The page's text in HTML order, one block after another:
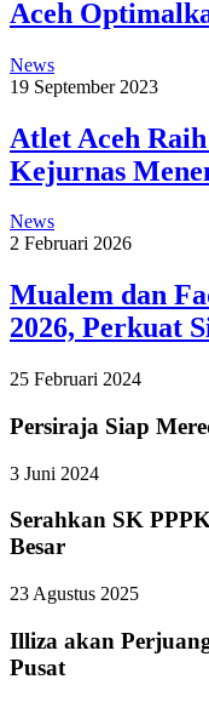
Aceh
News
19 September 2023
Atlet Aceh
Kejurnas
News
2 Februari 2026
Mualem dan
2026, Perkuat
25 Februari 2024
Persiraja Siap
3 Juni 2024
Serahkan SK
Besar
23 Agustus 2025
Illiza akan
Pusat